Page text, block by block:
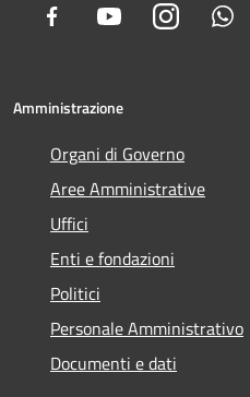
Facebook YoutubeInstagram
Amministrazione
Organi di Governo
Aree Amministrative
Uffici
Enti e fondazioni
Politici
Personale Amministrativo
Documenti e dati